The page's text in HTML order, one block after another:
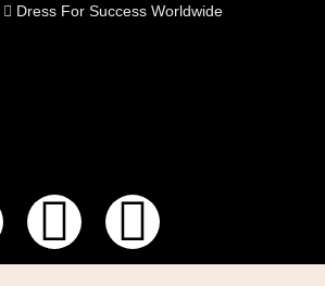
Dress For Success Worldwide